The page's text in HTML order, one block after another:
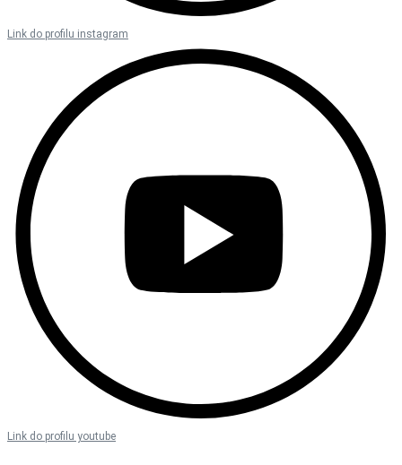
Link do profilu instagram
Link do profilu youtube